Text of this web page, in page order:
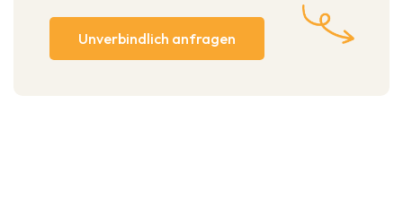
Unverbindlich anfragen